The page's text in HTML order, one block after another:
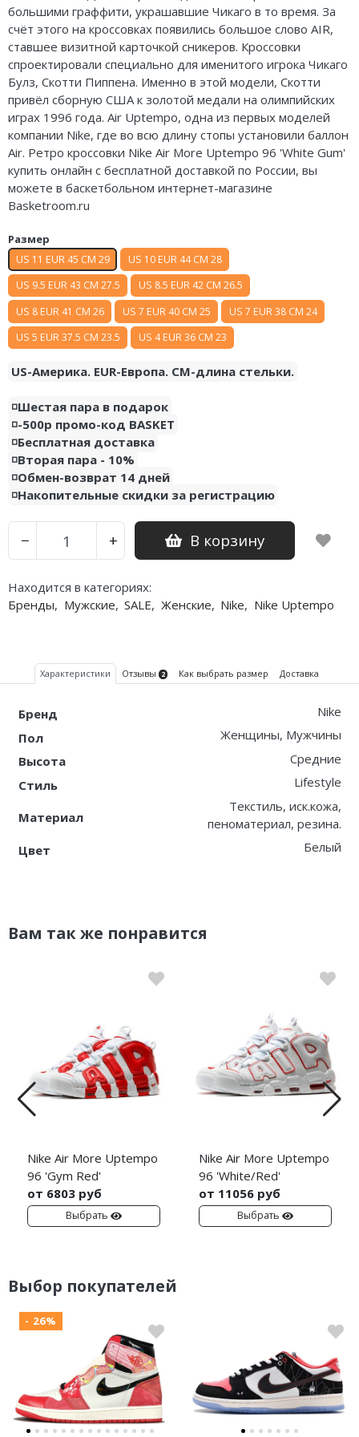
большими граффити, украшавшие Чикаго в то время. За
счёт этого на кроссовках появились большое слово AIR,
ставшее визитной карточкой сникеров. Кроссовки
спроектировали специально для именитого игрока Чикаго
Булз, Скотти Пиппена. Именно в этой модели, Скотти
привёл сборную США к золотой медали на олимпийских
играх 1996 года. Air Uptempo, одна из первых моделей
компании Nike, где во всю длину стопы установили баллон
Air. Ретро кроссовки Nike Air More Uptempo 96 'White Gum'
купить онлайн с бесплатной доставкой по России, вы
можете в баскетбольном интернет-магазине
Basketroom.ru
Размер
US 11 EUR 45 CM 29
US 10 EUR 44 CM 28
US 9.5 EUR 43 CM 27.5
US 8.5 EUR 42 CM 26.5
US 8 EUR 41 CM 26
US 7 EUR 40 CM 25
US 7 EUR 38 CM 24
US 5 EUR 37.5 CM 23.5
US 4 EUR 36 CM 23
US-Америка. EUR-Европа. CM-длина стельки.
◽️Шестая пара в подарок
◽️-500р промо-код BASKET
◽️Бесплатная доставка
◽️Вторая пара - 10%
◽️Обмен-возврат 14 дней
◽️Накопительные скидки за регистрацию
− + В корзину
Находится в категориях:
Бренды, Мужские, SALE, Женские, Nike, Nike Uptempo
Характеристики Отзывы 2 Как выбрать размер Доставка
Бренд
Nike
Пол
Женщины, Мужчины
Высота
Средние
Стиль
Lifestyle
Материал
Текстиль, иск.кожа,
пеноматериал, резина.
Цвет
Белый
Вам так же понравится
Nike Air More Uptempo
96 'Gym Red'
от 6803 руб
Выбрать
Nike Air More Uptempo
96 'White/Red'
от 11056 руб
Выбрать
Выбор покупателей
- 26%
Air Jordan 5
Air Jordan 6
Air Jordan 7
Air Jordan 10
Air Jordan 11
Air Jordan 12
Air Jordan 14
Air Jordan 15
Air Jordan 23
Nike Air Deldon
Nike Sabrina
Nike A’ja
Nike ST
Nike GT
Nike Ja
Nike LeBron
Nike Kyrie
Nike Freak
Nike Kobe
Nike Uptempo
Nike Foamposite